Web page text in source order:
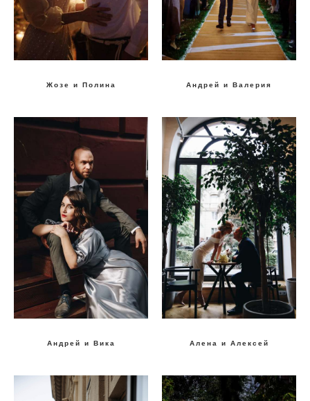
Жозе и Полина Андрей и Валерия
Андрей и Вика Алена и Алексей